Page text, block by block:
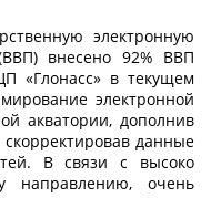
электронную
внесено 92% ВВП
«Глонасс» в текущем
электронной
акватории, дополнив
данные
В связи с высоко
направлению, очень